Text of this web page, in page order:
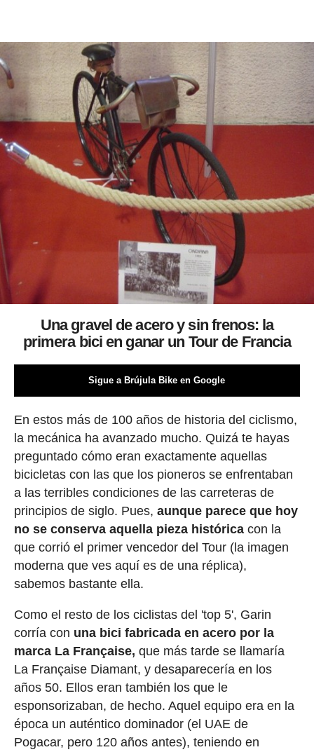
Una gravel de acero y sin frenos: la
primera bici en ganar un Tour de Francia
Sigue a Brújula Bike en Google
En estos más de 100 años de historia del ciclismo,
la mecánica ha avanzado mucho. Quizá te hayas
preguntado cómo eran exactamente aquellas
bicicletas con las que los pioneros se enfrentaban
a las terribles condiciones de las carreteras de
principios de siglo. Pues, aunque parece que hoy
no se conserva aquella pieza históricacon la
que corrió el primer vencedor del Tour (la imagen
moderna que ves aquí es de una réplica),
sabemos bastante ella.
Como el resto de los ciclistas del 'top 5', Garin
corría con una bici fabricada en acero por la
marca La Française, que más tarde se llamaría
La Française Diamant, y desaparecería en los
años 50. Ellos eran también los que le
esponsorizaban, de hecho. Aquel equipo era en la
época un auténtico dominador (el UAE de
Pogacar, pero 120 años antes), teniendo en